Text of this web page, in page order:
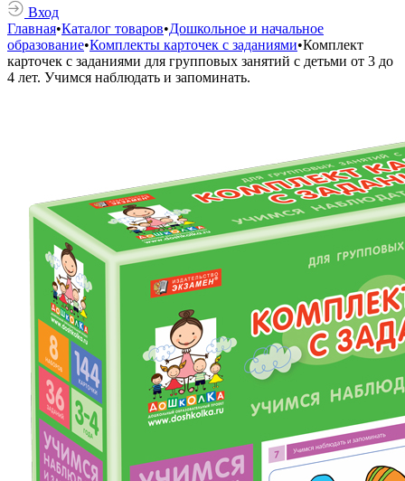
Вход
Главная•Каталог товаров•Дошкольное и начальное
образование•Комплекты карточек с заданиями•Комплект
карточек с заданиями для групповых занятий с детьми от 3 до
4 лет. Учимся наблюдать и запоминать.